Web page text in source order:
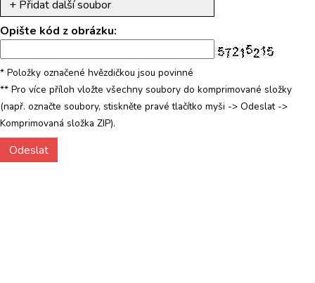
Opište kód z obrázku:
* Položky označené hvězdičkou jsou povinné
** Pro více příloh vložte všechny soubory do komprimované složky
(např. označte soubory, stiskněte pravé tlačítko myši -> Odeslat ->
Komprimovaná složka ZIP).